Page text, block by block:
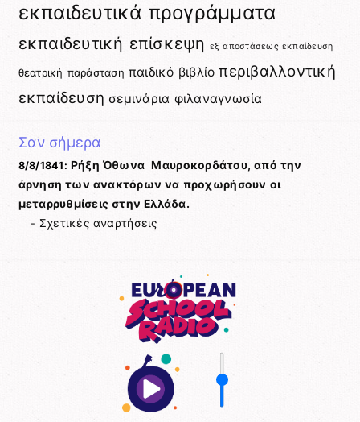
εκπαιδευτικά προγράμματα
εκπαιδευτική επίσκεψη εξ αποστάσεως εκπαίδευση
θεατρική παράσταση παιδικό βιβλίο περιβαλλοντική
εκπαίδευση σεμινάρια φιλαναγνωσία
Σαν σήμερα
8/8/1841: Ρήξη Όθωνα  Μαυροκορδάτου, από την
άρνηση των ανακτόρων να προχωρήσουν οι
μεταρρυθμίσεις στην Ελλάδα.
- Σχετικές αναρτήσεις